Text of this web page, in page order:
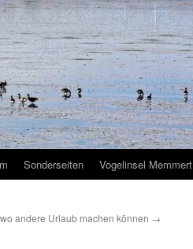
Sonderseiten Vogelinsel Memmert
andere Urlaub machen können →